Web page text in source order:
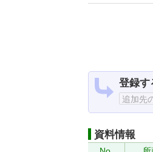
登録す
資料情報